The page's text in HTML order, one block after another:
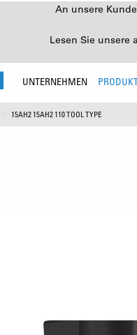
An unsere
Lesen Sie unsere
UNTERNEHMEN
15AH2 15AH2 110 TOOL TYPE